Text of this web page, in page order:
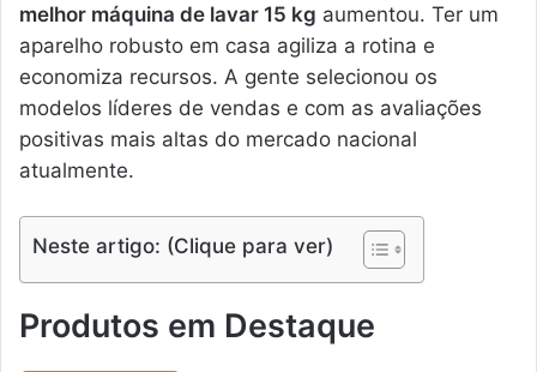
melhor máquina de lavar 15 kg aumentou. Ter um
aparelho robusto em casa agiliza a rotina e
economiza recursos. A gente selecionou os
modelos líderes de vendas e com as avaliações
positivas mais altas do mercado nacional
atualmente.
Neste artigo: (Clique para ver)
Produtos em Destaque